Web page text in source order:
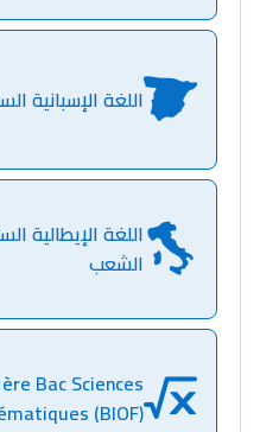
اللغة الإسبانية
اللغة الإيطالية
الشعب
Bac Sciences
(BIOF)